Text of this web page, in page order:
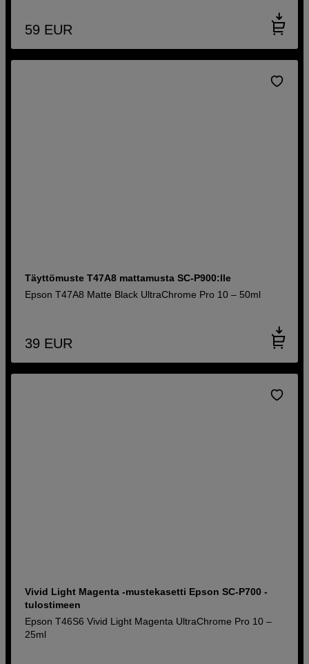
59 EUR
Täyttömuste T47A8 mattamusta SC-P900:lle
Epson T47A8 Matte Black UltraChrome Pro 10 – 50ml
39 EUR
Vivid Light Magenta -mustekasetti Epson SC-P700 -
tulostimeen
Epson T46S6 Vivid Light Magenta UltraChrome Pro 10 –
25ml